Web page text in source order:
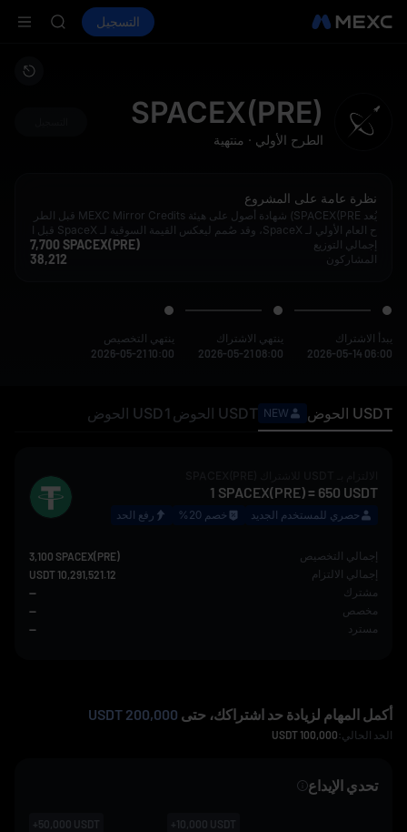
الأسواق العقود الفوريةالتسجيل
ACE
SPCX
UNITREE
مستقبل Unitree مباشر الآن
SPACEX(PRE)
الطرح الأولي · منتهية
نظرة عامة على المشروع
يُعد SPACEX(PRE) شهادة أصول على هيئة MEXC Mirror Credits قبل الطر
ح العام الأولي لـ SpaceX، وقد صُمم ليعكس القيمة السوقية لـ SpaceX قبل ا
لإدراج وبعده. ومن خلال الحصول على تعرض تحوّطي في السوق، توفر MEXC ل
لمستخدمين خيارات متعددة للخروج أو الاحتفاظ طويل الأجل بما يتماشى مع الق
إجمالي التوزيع 7,700 SPACEX(PRE)
المشاركون 38,212
يبدأ الاشتراك
2026-05-14 06:00
ينتهي الاشتراك
2026-05-21 08:00
ينتهي التخصيص
2026-05-21 10:00
USDT الحوض NEW
USDT الحوض USD1 الحوض
1 SPACEX(PRE)= 650 USDT
حصري للمستخدم الجديد خصم 20% رفع الحد
إجمالي التخصيص 3,100 SPACEX(PRE)
إجمالي الالتزام 10,291,521.12 USDT
مشترك --
مخصص --
مسترد --
أكمل المهام لزيادة حد اشتراكك، حتى 200,000 USDT
الحد الحالي:100,000
USDT
تحدي الإيداع
+ 10,000 USDT
+50,000 USDT